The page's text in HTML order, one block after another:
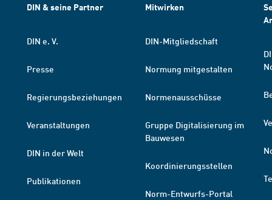
DIN & seine Partner
DIN e. V.
Presse
Regierungsbeziehungen
Veranstaltungen
DIN in der Welt
Publikationen
Mitwirken
DIN-Mitgliedschaft
Normung mitgestalten
Normenausschüsse
Gruppe Digitalisierung im
Bauwesen
Koordinierungsstellen
Norm-Entwurfs-Portal